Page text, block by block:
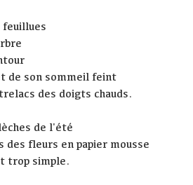
feuillues
de son sommeil feint
des doigts chauds.
de l'été
des fleurs en papier mousse
trop simple.